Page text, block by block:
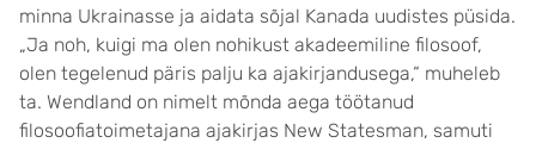
minna Ukrainasse ja aidata sõjal Kanada uudistes püsida.
„Ja noh, kuigi ma olen nohikust akadeemiline filosoof,
olen tegelenud päris palju ka ajakirjandusega,“ muheleb
ta. Wendland on nimelt mõnda aega töötanud
filosoofiatoimetajana ajakirjas New Statesman, samuti